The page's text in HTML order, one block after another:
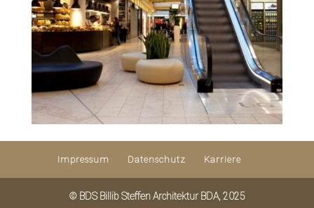
Impressum Datenschutz Karriere
© BDS Billib Steffen Architektur BDA, 2025